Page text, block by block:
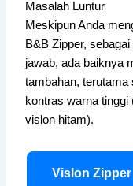
Masalah Luntur
Meskipun Anda
B&B Zipper,
jawab, ada baiknya
tambahan, terutama
kontras warna
vislon hitam).
Vislon Zipper